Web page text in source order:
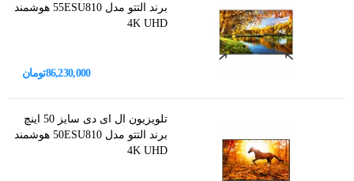
برند التتو مدل 55ESU810 هوشمند
4K UHD
86,230,000تومان
تلویزیون ال ای دی سایز 50 اینچ
برند التتو مدل 50ESU810 هوشمند
4K UHD